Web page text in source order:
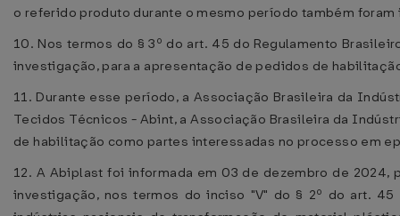
o referido produto durante o mesmo período também
10. Nos termos do § 3º do art. 45 do Regulamento
investigação, para a apresentação de pedidos de
11. Durante esse período, a Associação Brasileira da
Tecidos Técnicos - Abint, a Associação Brasileira da
de habilitação como partes interessadas no processo em
12. A Abiplast foi informada em 03 de dezembro de
investigação, nos termos do inciso "V" do § 2º do art.